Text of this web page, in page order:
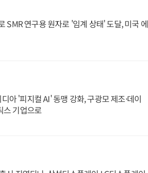
SMR 연구용 원자로 '임계 상태' 도달, 미국 에
아 '피지컬 AI' 동맹 강화, 구광모 제조·데이
스 기업으로